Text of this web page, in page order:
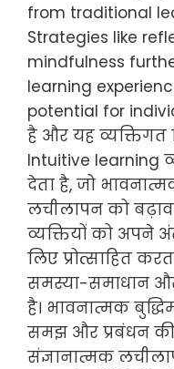
from traditional
Strategies like
mindfulness
learning
potential for
है और यह
Intuitive learning
देता है, जो
लचीलापन को
व्यक्तियों को अपने
लिए प्रोत्साहित
समस्या-समाधान
है। भावनात्मक
समझ और प्रबंधन
संज्ञानात्मक